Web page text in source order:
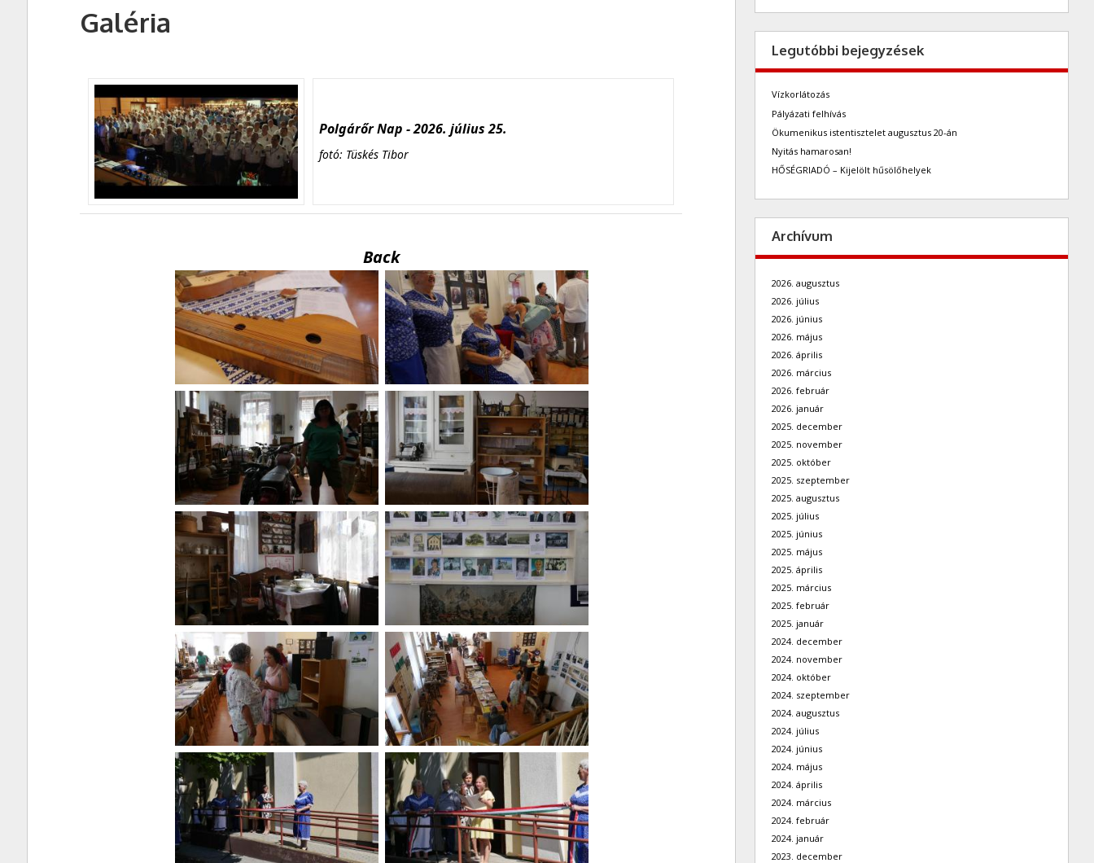
Galéria
Polgárőr Nap - 2026. július 25.
fotó: Tüskés Tibor
Back
Legutóbbi bejegyzések
Vízkorlátozás
Pályázati felhívás
Ökumenikus istentisztelet augusztus 20-án
Nyitás hamarosan!
HŐSÉGRIADÓ – Kijelölt hűsölőhelyek
Archívum
2026. augusztus
2026. július
2026. június
2026. május
2026. április
2026. március
2026. február
2026. január
2025. december
2025. november
2025. október
2025. szeptember
2025. augusztus
2025. július
2025. június
2025. május
2025. április
2025. március
2025. február
2025. január
2024. december
2024. november
2024. október
2024. szeptember
2024. augusztus
2024. július
2024. június
2024. május
2024. április
2024. március
2024. február
2024. január
2023. december